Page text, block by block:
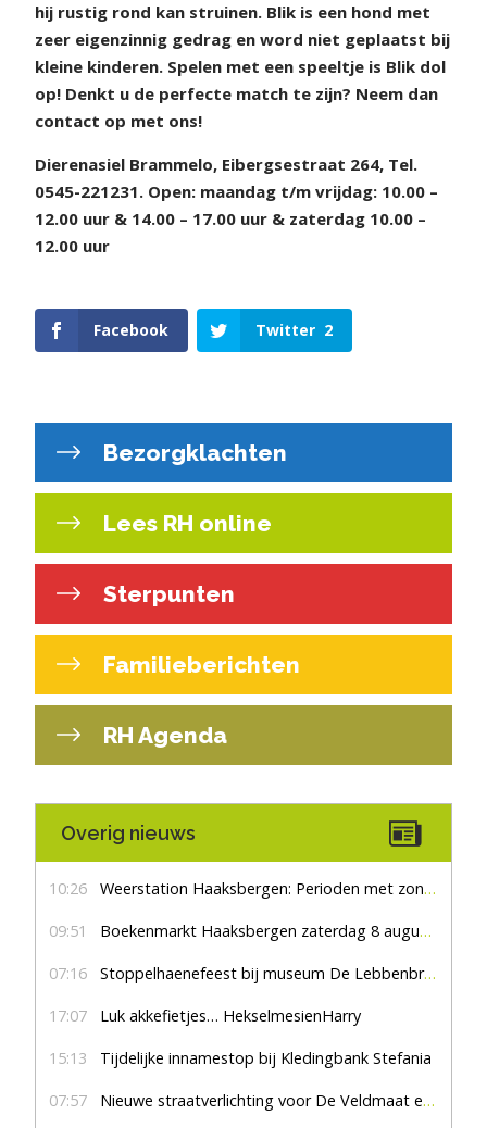
hij rustig rond kan struinen. Blik is een hond met
zeer eigenzinnig gedrag en word niet geplaatst bij
kleine kinderen. Spelen met een speeltje is Blik dol
op! Denkt u de perfecte match te zijn? Neem dan
contact op met ons!
Dierenasiel Brammelo, Eibergsestraat 264, Tel.
0545-221231. Open: maandag t/m vrijdag: 10.00 –
12.00 uur & 14.00 – 17.00 uur & zaterdag 10.00 –
12.00 uur
Facebook Twitter 2
Bezorgklachten
Lees RH online
Sterpunten
Familieberichten
RH Agenda
Overig nieuws
10:26 Weerstation Haaksbergen: Perioden met zon en droog
09:51 Boekenmarkt Haaksbergen zaterdag 8 augustus, marktplein Haaksbergen
07:16 Stoppelhaenefeest bij museum De Lebbenbrugge
17:07 Luk akkefietjes… HekselmesienHarry
15:13 Tijdelijke innamestop bij Kledingbank Stefania
07:57 Nieuwe straatverlichting voor De Veldmaat en De Pas